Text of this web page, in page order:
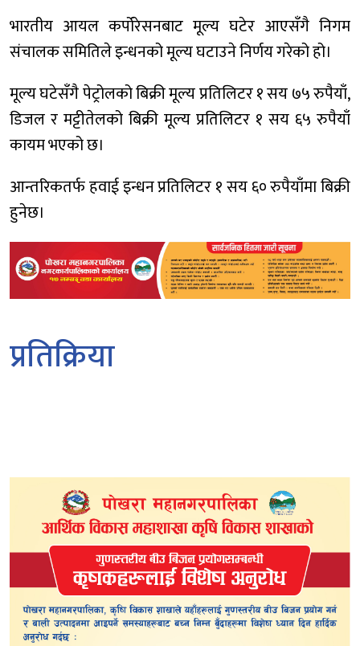
भारतीय आयल कर्पोरेसनबाट मूल्य घटेर आएसँगै निगम
संचालक समितिले इन्धनको मूल्य घटाउने निर्णय गरेको हो।
मूल्य घटेसँगै पेट्रोलको बिक्री मूल्य प्रतिलिटर १ सय ७५ रुपैयाँ,
डिजल र मट्टीतेलको बिक्री मूल्य प्रतिलिटर १ सय ६५ रुपैयाँ
कायम भएको छ।
आन्तरिकतर्फ हवाई इन्धन प्रतिलिटर १ सय ६० रुपैयाँमा बिक्री
हुनेछ।
प्रतिक्रिया